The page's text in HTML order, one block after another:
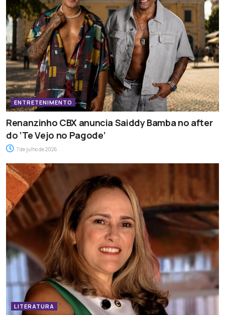
ENTRETENIMENTO
Renanzinho CBX anuncia Saiddy Bamba no after
do ‘Te Vejo no Pagode’
7 de julho de 2026
LITERATURA